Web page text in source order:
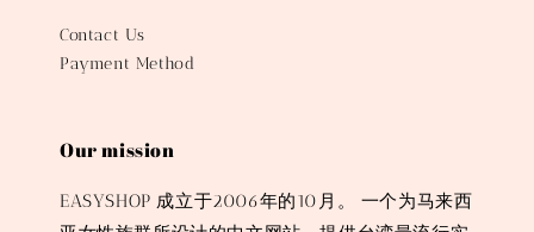
Contact Us
Payment Method
Our mission
EASYSHOP 成立于2006年的10月。 一个为马来西